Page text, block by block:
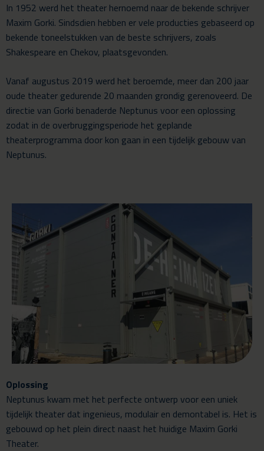
In 1952 werd het theater hernoemd naar de bekende schrijver
Maxim Gorki. Sindsdien hebben er vele producties gebaseerd op
bekende toneelstukken van de beste schrijvers, zoals
Shakespeare en Chekov, plaatsgevonden.
Vanaf augustus 2019 werd het beroemde, meer dan 200 jaar
oude theater gedurende 20 maanden grondig gerenoveerd. De
directie van Gorki benaderde Neptunus voor een oplossing
zodat in de overbruggingsperiode het geplande
theaterprogramma door kon gaan in een tijdelijk gebouw van
Neptunus.
Oplossing
Neptunus kwam met het perfecte ontwerp voor een uniek
tijdelijk theater dat ingenieus, modulair en demontabel is. Het is
gebouwd op het plein direct naast het huidige Maxim Gorki
Theater.